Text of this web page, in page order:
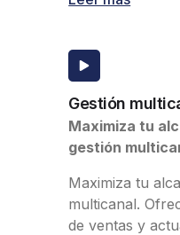
Gestión
Maximiza tu
gestión
Maximiza tu
multicanal.
de ventas y